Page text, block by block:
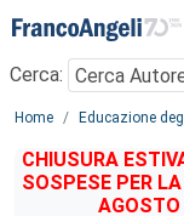
Menu
Cerca:
Main content
Home Educazione
CHIUSURA
SOSPESE PER
AGOSTO